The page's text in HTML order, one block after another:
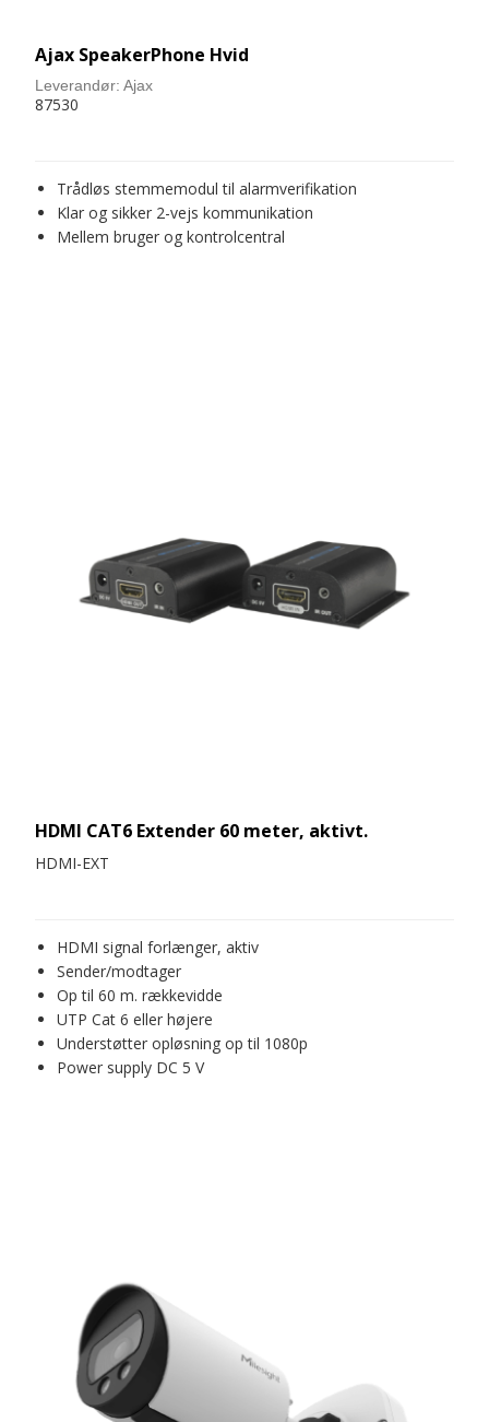
Ajax SpeakerPhone Hvid
Leverandør: Ajax
87530
Trådløs stemmemodul til alarmverifikation
Klar og sikker 2-vejs kommunikation
Mellem bruger og kontrolcentral
HDMI CAT6 Extender 60 meter, aktivt.
HDMI-EXT
HDMI signal forlænger, aktiv
Sender/modtager
Op til 60 m. rækkevidde
UTP Cat 6 eller højere
Understøtter opløsning op til 1080p
Power supply DC 5 V